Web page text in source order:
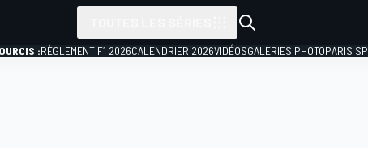
:RÈGLEMENT F1 2026CALENDRIER 2026VIDÉOSGALERIES PHOTOPARIS